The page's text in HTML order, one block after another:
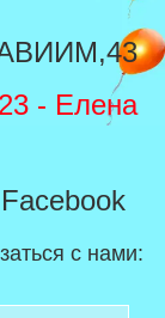
- Елена
с нами: